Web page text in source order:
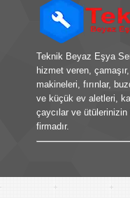
Teknik Beyaz Eşya
hizmet veren,
makineleri, fırınlar,
ve küçük ev aletleri,
çaycılar ve
firmadır.